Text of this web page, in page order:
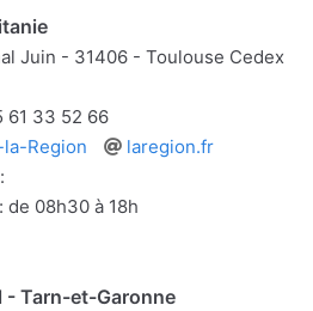
Juin - 31406 - Toulouse Cedex
61 33 52 66
Region
Site
laregion.fr
de 08h30 à 18h
- Tarn-et-Garonne